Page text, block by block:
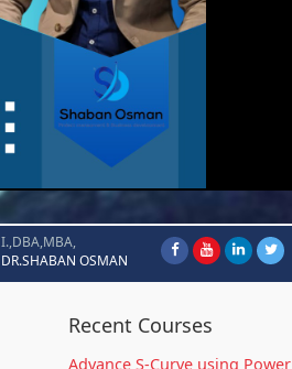
I.,DBA,MBA,
DR.SHABAN OSMAN
Recent Courses
Advance S-Curve using Power